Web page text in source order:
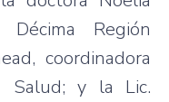
Región
coordinadora
Salud; y la Lic.